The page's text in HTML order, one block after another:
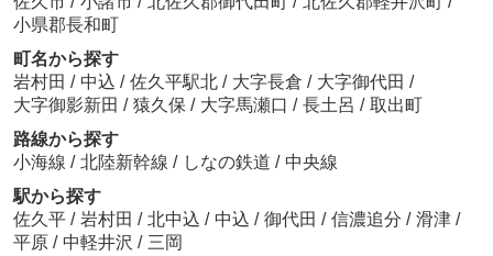
小県郡長和町
町名から探す
岩村田 / 中込 / 佐久平駅北 / 大字長倉 / 大字御代田 /
大字御影新田 / 猿久保 / 大字馬瀬口 / 長土呂 / 取出町
路線から探す
小海線 / 北陸新幹線 / しなの鉄道 / 中央線
駅から探す
佐久平 / 岩村田 / 北中込 / 中込 / 御代田 / 信濃追分 / 滑津 /
平原 / 中軽井沢 / 三岡